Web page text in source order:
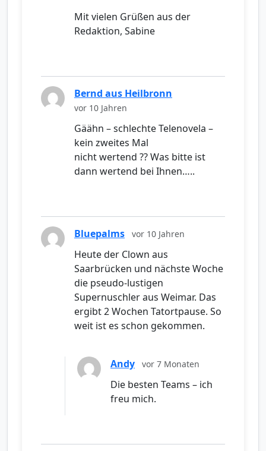
Mit vielen Grüßen aus der
Redaktion, Sabine
Bernd aus Heilbronn
vor 10 Jahren
Gäähn – schlechte Telenovela –
kein zweites Mal
nicht wertend ?? Was bitte ist
dann wertend bei Ihnen…..
Bluepalms vor 10 Jahren
Heute der Clown aus
Saarbrücken und nächste Woche
die pseudo-lustigen
Supernuschler aus Weimar. Das
ergibt 2 Wochen Tatortpause. So
weit ist es schon gekommen.
Andy vor 7 Monaten
Die besten Teams – ich
freu mich.